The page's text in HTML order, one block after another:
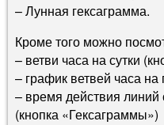
– Лунная гексаграмма.
Кроме того можно
– ветви часа на сутки
– график ветвей часа на
– время действия линий
(кнопка «Гексаграммы»)